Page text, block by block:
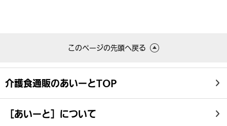
このページの先頭へ戻る
介護食通販のあいーとTOP
［あいーと］について